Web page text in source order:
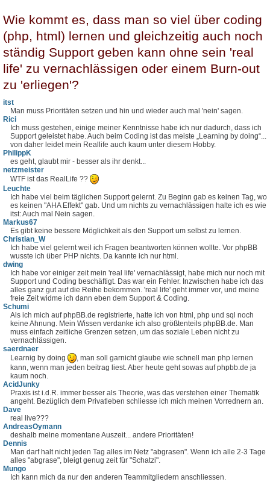
Wie kommt es, dass man so viel über coding
(php, html) lernen und gleichzeitig auch noch
ständig Support geben kann ohne sein 'real
life' zu vernachlässigen oder einem Burn-out
zu 'erliegen'?
itst
Man muss Prioritäten setzen und hin und wieder auch mal 'nein' sagen.
Rici
Ich muss gestehen, einige meiner Kenntnisse habe ich nur dadurch, dass ich
Support geleistet habe. Auch beim Coding ist das meiste „Learning by doing“...
von daher leidet mein Reallife auch kaum unter diesem Hobby.
PhilippK
es geht, glaubt mir - besser als ihr denkt...
netzmeister
WTF ist das RealLife ??
Leuchte
Ich habe viel beim täglichen Support gelernt. Zu Beginn gab es keinen Tag, wo
es keinen "AHA Effekt" gab. Und um nichts zu vernachlässigen halte ich es wie
itst: Auch mal Nein sagen.
Markus67
Es gibt keine bessere Möglichkeit als den Support um selbst zu lernen.
Christian_W
Ich habe viel gelernt weil ich Fragen beantworten können wollte. Vor phpBB
wusste ich über PHP nichts. Da kannte ich nur html.
dwing
Ich habe vor einiger zeit mein 'real life' vernachlässigt, habe mich nur noch mit
Support und Coding beschäftigt. Das war ein Fehler. Inzwischen habe ich das
alles ganz gut auf die Reihe bekommen. 'real life' geht immer vor, und meine
freie Zeit widme ich dann eben dem Support & Coding.
Schumi
Als ich mich auf phpBB.de registrierte, hatte ich von html, php und sql noch
keine Ahnung. Mein Wissen verdanke ich also größtenteils phpBB.de. Man
muss einfach zeitliche Grenzen setzen, um das soziale Leben nicht zu
vernachlässigen.
saerdnaer
Learnig by doing
, man soll garnicht glaube wie schnell man php lernen
kann, wenn man jeden beitrag liest. Aber heute geht sowas auf phpbb.de ja
kaum noch.
AcidJunky
Praxis ist i.d.R. immer besser als Theorie, was das verstehen einer Thematik
angeht. Bezüglich dem Privatleben schliesse ich mich meinen Vorrednern an.
Dave
real live???
AndreasOymann
deshalb meine momentane Auszeit... andere Prioritäten!
Dennis
Man darf halt nicht jeden Tag alles im Netz "abgrasen". Wenn ich alle 2-3 Tage
alles "abgrase", bleigt genug zeit für "Schatzi".
Mungo
Ich kann mich da nur den anderen Teammitgliedern anschliessen.